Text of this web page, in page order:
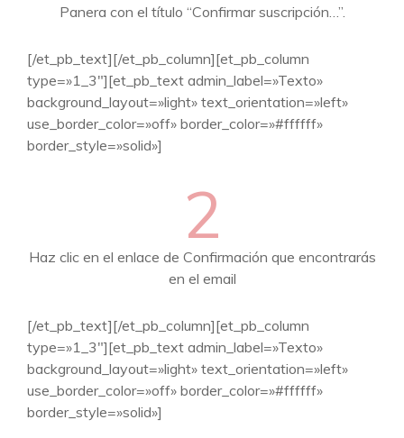
Panera con el título “Confirmar suscripción…”.
[/et_pb_text][/et_pb_column][et_pb_column
type=»1_3″][et_pb_text admin_label=»Texto»
background_layout=»light» text_orientation=»left»
use_border_color=»off» border_color=»#ffffff»
border_style=»solid»]
2
Haz clic en el enlace de Confirmación que encontrarás
en el email
[/et_pb_text][/et_pb_column][et_pb_column
type=»1_3″][et_pb_text admin_label=»Texto»
background_layout=»light» text_orientation=»left»
use_border_color=»off» border_color=»#ffffff»
border_style=»solid»]